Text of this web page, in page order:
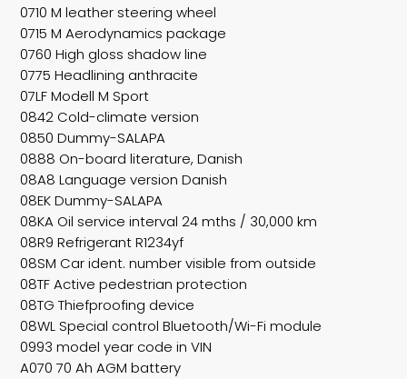
0710 M leather steering wheel
0715 M Aerodynamics package
0760 High gloss shadow line
0775 Headlining anthracite
07LF Modell M Sport
0842 Cold-climate version
0850 Dummy-SALAPA
0888 On-board literature, Danish
08A8 Language version Danish
08EK Dummy-SALAPA
08KA Oil service interval 24 mths / 30,000 km
08R9 Refrigerant R1234yf
08SM Car ident. number visible from outside
08TF Active pedestrian protection
08TG Thiefproofing device
08WL Special control Bluetooth/Wi-Fi module
0993 model year code in VIN
A070 70 Ah AGM battery